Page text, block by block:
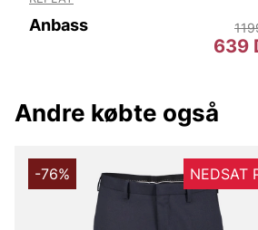
Anbass
639
Andre købte også
-76% NEDSAT